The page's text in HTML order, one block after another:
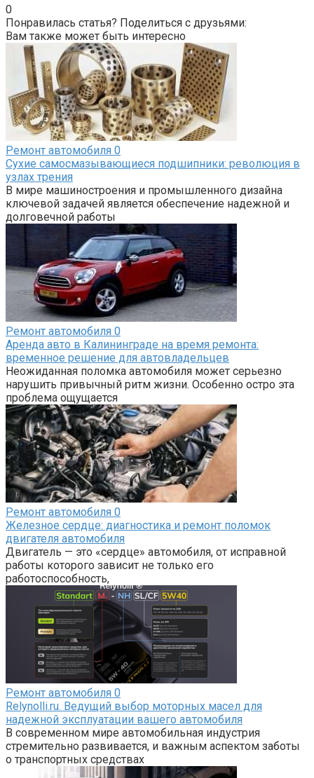
0
Понравилась статья? Поделиться с друзьями:
Вам также может быть интересно
Ремонт автомобиля 0
Сухие самосмазывающиеся подшипники: революция в
узлах трения
В мире машиностроения и промышленного дизайна
ключевой задачей является обеспечение надежной и
долговечной работы
Ремонт автомобиля 0
Аренда авто в Калининграде на время ремонта:
временное решение для автовладельцев
Неожиданная поломка автомобиля может серьезно
нарушить привычный ритм жизни. Особенно остро эта
проблема ощущается
Ремонт автомобиля 0
Железное сердце: диагностика и ремонт поломок
двигателя автомобиля
Двигатель — это «сердце» автомобиля, от исправной
работы которого зависит не только его
работоспособность,
Ремонт автомобиля 0
Relynolli.ru. Ведущий выбор моторных масел для
надежной эксплуатации вашего автомобиля
В современном мире автомобильная индустрия
стремительно развивается, и важным аспектом заботы
о транспортных средствах